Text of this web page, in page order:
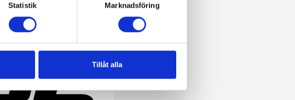
Statistik Marknadsföring
Tillåt alla